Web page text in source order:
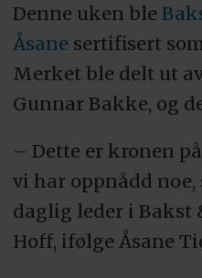
Denne uken ble
Åsane sertifisert
Merket ble delt ut
Gunnar Bakke, og
– Dette er kronen
vi har oppnådd noe,
daglig leder i Bakst
Hoff, ifølge Åsane